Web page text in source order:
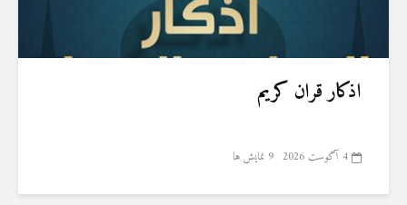
اذکار قران کریم
4 آگوست 2026 9 نمایش ها